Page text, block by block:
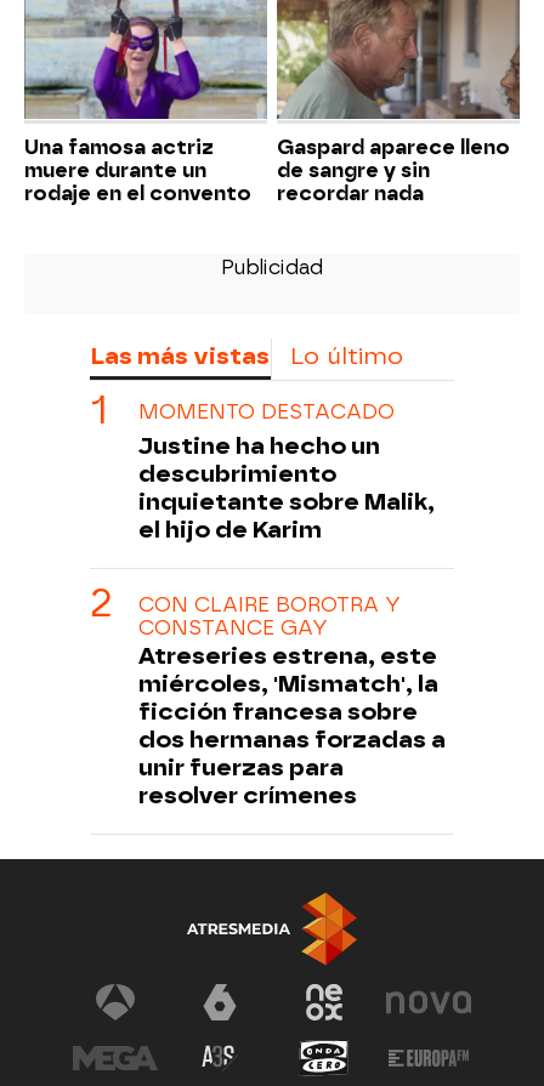
Una famosa actriz
muere durante un
rodaje en el convento
Gaspard aparece lleno
de sangre y sin
recordar nada
Las más vistas Lo último
MOMENTO DESTACADO
Justine ha hecho un
descubrimiento
inquietante sobre Malik,
el hijo de Karim
CON CLAIRE BOROTRA Y
CONSTANCE GAY
Atreseries estrena, este
miércoles, 'Mismatch', la
ficción francesa sobre
dos hermanas forzadas a
unir fuerzas para
resolver crímenes